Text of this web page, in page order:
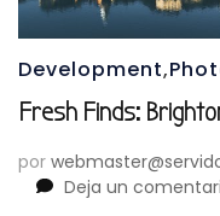
Development,
Fresh Finds:
por
Deja un